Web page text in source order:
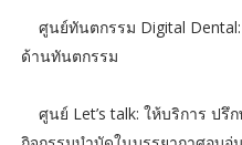
ศูนย์ทันตกรรม Digital
ด้านทันตกรรม
ศูนย์ Let’s talk: ให้บริการ ป